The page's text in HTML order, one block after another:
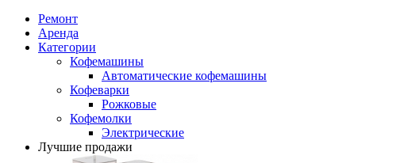
Ремонт
Аренда
Категории
Кофемашины
Автоматические кофемашины
Кофеварки
Рожковые
Кофемолки
Электрические
Лучшие продажи